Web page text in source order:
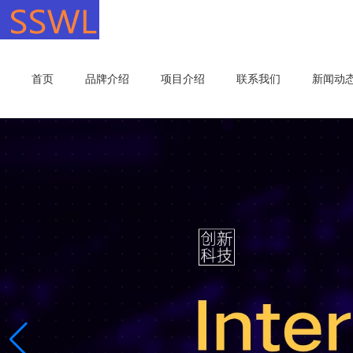
首页 品牌介绍 项目介绍 联系我们 新闻动